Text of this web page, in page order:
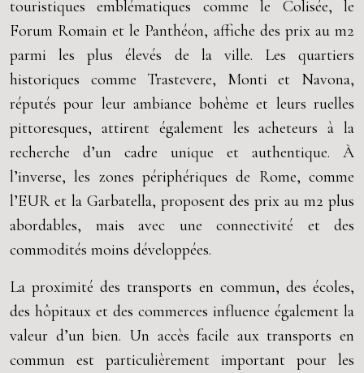
touristiques emblématiques comme le Colisée, le
Forum Romain et le Panthéon, affiche des prix au m2
parmi les plus élevés de la ville. Les quartiers
historiques comme Trastevere, Monti et Navona,
réputés pour leur ambiance bohème et leurs ruelles
pittoresques, attirent également les acheteurs à la
recherche d’un cadre unique et authentique. À
l’inverse, les zones périphériques de Rome, comme
l’EUR et la Garbatella, proposent des prix au m2 plus
abordables, mais avec une connectivité et des
commodités moins développées.
La proximité des transports en commun, des écoles,
des hôpitaux et des commerces influence également la
valeur d’un bien. Un accès facile aux transports en
commun est particulièrement important pour les